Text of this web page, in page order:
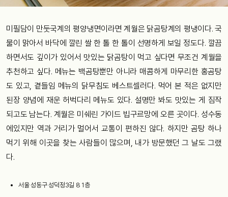
미필담이 만둣국계의 평양냉면이라면 계월은 닭곰탕계의 평냉이다. 국
물이 맑아서 바닥에 깔린 쌀 한 톨 한 톨이 선명하게 보일 정도다. 깔끔
하면서도 깊이가 있어서 맛있는 닭곰탕이 먹고 싶다면 무조건 계월을
추천하고 싶다. 메뉴는 백곰탕뿐만 아니라 매콤하게 마무리한 홍곰탕
도 있고, 곁들임 메뉴의 닭무침도 베스트셀러다. 먹어 본 적은 없지만
된장 양념에 재운 허벅다리 메뉴도 있다. 설명만 봐도 맛있는 게 짐작
되고도 남는다. 계월은 미쉐린 가이드 빕구르망에 오른 곳이다. 성수동
에있지만 역과 거리가 멀어서 교통이 편하진 않다. 하지만 곰탕 하나
먹기 위해 이곳을 찾는 사람들이 많으며, 내가 방문했던 그 날도 그랬
다.
서울 성동구 성덕정3길 8 1층